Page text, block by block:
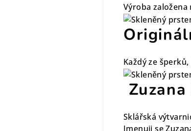
Výroba
Každý ze
Sklářská
Jmenuji se